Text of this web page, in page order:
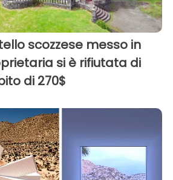
scozzese messo in
si è rifiutata di
di 270$